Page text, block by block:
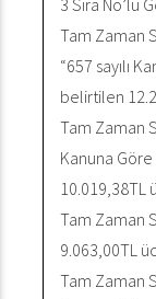
3 Sıra
Tam Zaman
“657 sayılı
belirtilen
Tam Zaman
Kanuna
Tam Zaman
9.063,00TL
Tam Zaman